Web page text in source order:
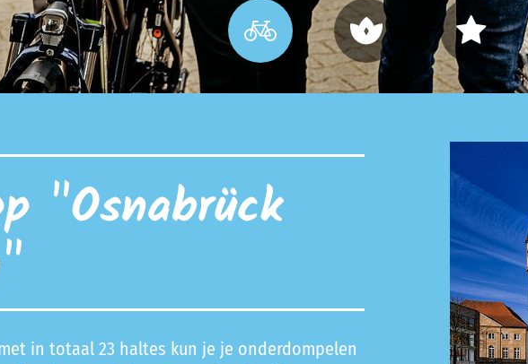
"Osnabrück
in totaal 23 haltes kun je je onderdompelen